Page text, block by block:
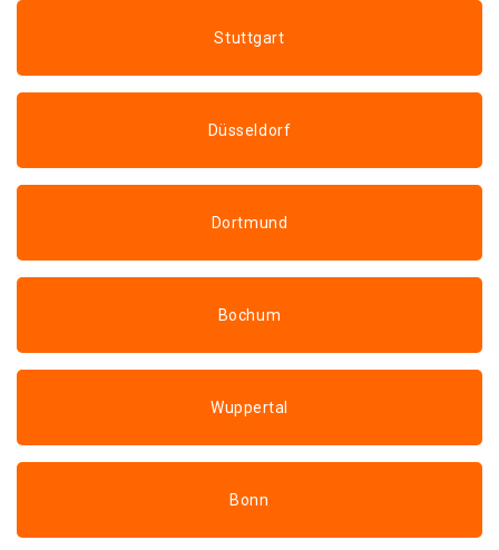
Stuttgart
Düsseldorf
Dortmund
Bochum
Wuppertal
Bonn